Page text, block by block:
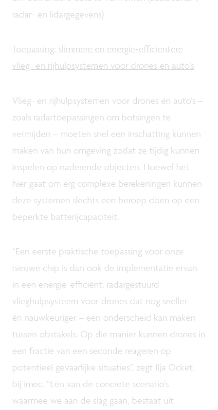
radar- en lidargegevens)
Toepassing: slimmere en energie-efficiëntere
vlieg- en rijhulpsystemen voor drones en auto’s
Vlieg- en rijhulpsystemen voor drones en auto’s –
zoals radartoepassingen om botsingen te
vermijden – moeten snel een inschatting kunnen
maken van hun omgeving zodat ze tijdig kunnen
inspelen op naderende objecten. Hoewel het
hier gaat om erg complexe berekeningen kunnen
deze systemen slechts een beroep doen op een
beperkte batterijcapaciteit.
“Een eerste praktische toepassing voor onze
nieuwe chip is dan ook de implementatie ervan
in een energie-efficiënt, radargestuurd
vlieghulpsysteem voor drones dat nog sneller –
én nauwkeuriger – een onderscheid kan maken
tussen obstakels. Op die manier kunnen drones in
een fractie van een seconde reageren op
potentieel gevaarlijke situaties”, zegt Ilja Ocket.
bij imec. “Eén van de concrete scenario’s
waarmee we aan de slag gaan, bestaat uit